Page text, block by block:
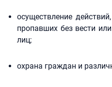
осуществление
пропавших без вести
лиц;
охрана граждан и